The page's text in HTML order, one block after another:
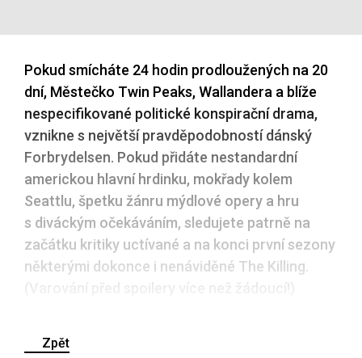
Pokud smícháte 24 hodin prodloužených na 20
dní, Městečko Twin Peaks, Wallandera a blíže
nespecifikované politické konspirační drama,
vznikne s největší pravděpodobností dánský
Forbrydelsen. Pokud přidáte nestandardní
americkou hlavní hrdinku, mokřady kolem
Seattlu, špetku žánru mýdlové opery a hru
s diváckým očekáváním, sledujete patrně na
začátku kritiky uctívané a na konci první sezony
některými dokonce i nenáviděné The Killing.
Zpět